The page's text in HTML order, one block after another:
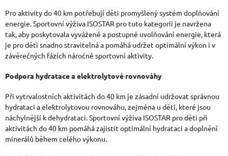
Pro aktivity do 40 km potřebují děti promyšlený systém doplňování
energie. Sportovní výživa ISOSTAR pro tuto kategorii je navržena
tak, aby poskytovala vyvážené a postupné uvolňování energie, která
je pro děti snadno stravitelná a pomáhá udržet optimální výkon i v
závěrečných fázích náročné sportovní aktivity.
Podpora hydratace a elektrolytové rovnováhy
Při vytrvalostních aktivitách do 40 km je zásadní udržovat správnou
hydrataci a elektrolytovou rovnováhu, zejména u dětí, které jsou
náchylnější k dehydrataci. Sportovní výživa ISOSTAR pro děti při
aktivitách do 40 km pomáhá zajistit optimální hydrataci a doplnění
minerálů během celého výkonu.